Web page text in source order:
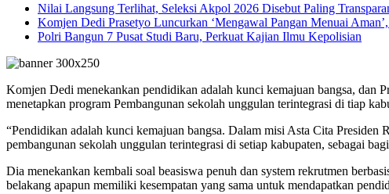
Nilai Langsung Terlihat, Seleksi Akpol 2026 Disebut Paling
Komjen Dedi Prasetyo Luncurkan ‘Mengawal Pangan Menuai
Polri Bangun 7 Pusat Studi Baru, Perkuat Kajian Ilmu Kepolisian
Komjen Dedi menekankan pendidikan adalah kunci kemajuan bangsa, dan
menetapkan program Pembangunan sekolah unggulan terintegrasi di tiap
“Pendidikan adalah kunci kemajuan bangsa. Dalam misi Asta Cita
pembangunan sekolah unggulan terintegrasi di setiap kabupaten, sebagai
Dia menekankan kembali soal beasiswa penuh dan system rekrutmen
belakang apapun memiliki kesempatan yang sama untuk mendapatkan